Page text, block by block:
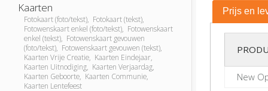
Kaarten
Fotokaart (foto/tekst), Fotokaart (tekst),
Fotowenskaart enkel (foto/tekst), Fotowenskaart
enkel (tekst), Fotowenskaart gevouwen
(foto/tekst), Fotowenskaart gevouwen (tekst),
Kaarten Vrije Creatie, Kaarten Eindejaar,
Kaarten Uitnodiging, Kaarten Verjaardag,
Kaarten Geboorte, Kaarten Communie,
Kaarten Lentefeest
Prijs en
New